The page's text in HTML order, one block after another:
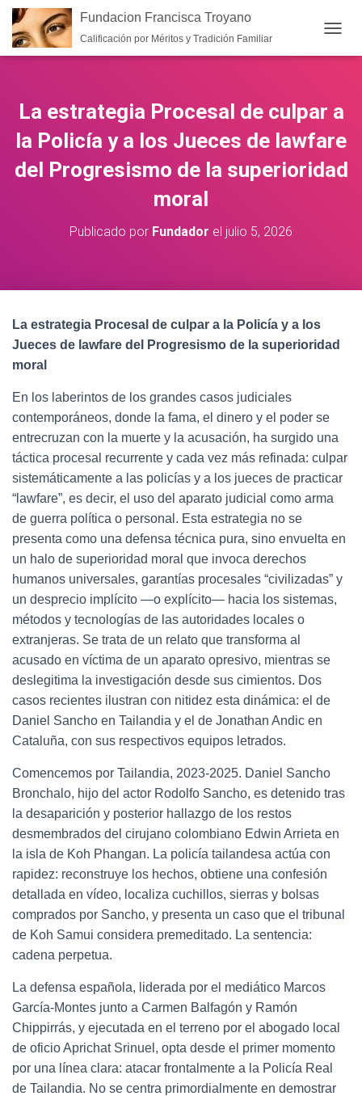
Fundacion Francisca Troyano
Calificación por Méritos y Tradición Familiar
La estrategia Procesal de culpar a
la Policía y a los Jueces de lawfare
del Progresismo de la superioridad
moral
Publicado por Fundador el julio 5, 2026
La estrategia Procesal de culpar a la Policía y a los
Jueces de lawfare del Progresismo de la superioridad
moral
En los laberintos de los grandes casos judiciales
contemporáneos, donde la fama, el dinero y el poder se
entrecruzan con la muerte y la acusación, ha surgido una
táctica procesal recurrente y cada vez más refinada: culpar
sistemáticamente a las policías y a los jueces de practicar
“lawfare”, es decir, el uso del aparato judicial como arma
de guerra política o personal. Esta estrategia no se
presenta como una defensa técnica pura, sino envuelta en
un halo de superioridad moral que invoca derechos
humanos universales, garantías procesales “civilizadas” y
un desprecio implícito —o explícito— hacia los sistemas,
métodos y tecnologías de las autoridades locales o
extranjeras. Se trata de un relato que transforma al
acusado en víctima de un aparato opresivo, mientras se
deslegitima la investigación desde sus cimientos. Dos
casos recientes ilustran con nitidez esta dinámica: el de
Daniel Sancho en Tailandia y el de Jonathan Andic en
Cataluña, con sus respectivos equipos letrados.
Comencemos por Tailandia, 2023-2025. Daniel Sancho
Bronchalo, hijo del actor Rodolfo Sancho, es detenido tras
la desaparición y posterior hallazgo de los restos
desmembrados del cirujano colombiano Edwin Arrieta en
la isla de Koh Phangan. La policía tailandesa actúa con
rapidez: reconstruye los hechos, obtiene una confesión
detallada en vídeo, localiza cuchillos, sierras y bolsas
comprados por Sancho, y presenta un caso que el tribunal
de Koh Samui considera premeditado. La sentencia:
cadena perpetua.
La defensa española, liderada por el mediático Marcos
García-Montes junto a Carmen Balfagón y Ramón
Chippirrás, y ejecutada en el terreno por el abogado local
de oficio Aprichat Srinuel, opta desde el primer momento
por una línea clara: atacar frontalmente a la Policía Real
de Tailandia. No se centra primordialmente en demostrar